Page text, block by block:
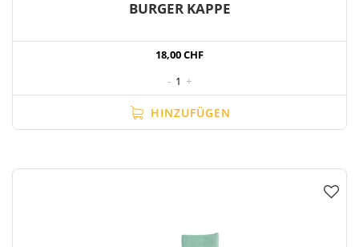
BURGER KAPPE
18,00 CHF
- 1 +
HINZUFÜGEN